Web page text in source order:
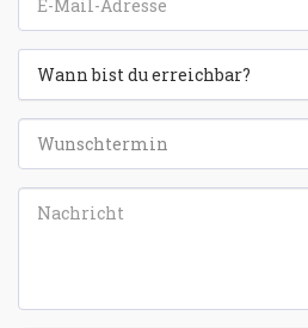
Wann bist du erreichbar?
Wunschtermin